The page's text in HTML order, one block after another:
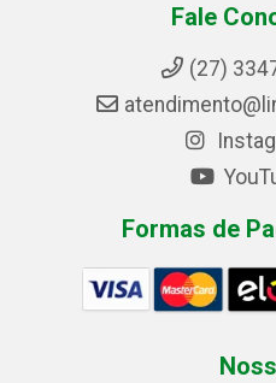
Fale
(27)
Formas de